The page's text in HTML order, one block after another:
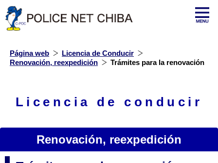
Página web
Licencia de Conducir
Renovación, reexpedición
Trámites para la renovación
Licencia de conducir
Renovación, reexpedición